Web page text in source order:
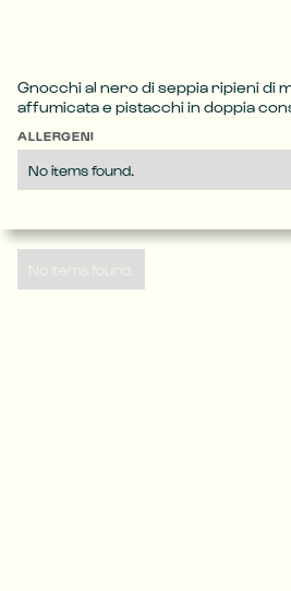
Gnocchi al nero di seppia ripieni di
affumicata e pistacchi in doppia
ALLERGENI
No items found.
No items found.